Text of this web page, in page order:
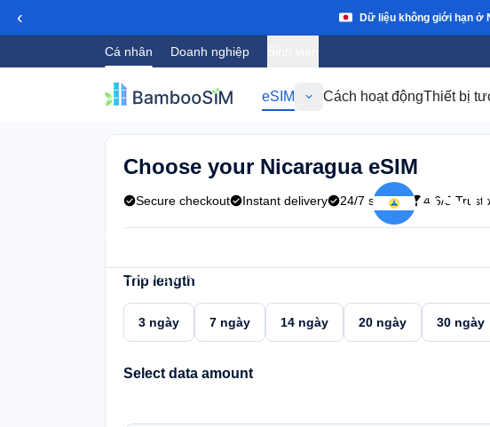
‹ Dữ liệu không giới hạn ở
Cá nhân Doanh nghiệp
eSIM Cách hoạt độngThiết bị
Starting price
Choose your Nicaragua eSIM
Secure checkout Instant delivery 24/7 support 4.6/5
Trip length
3 ngày 7 ngày 14 ngày 20 ngày 30 ngày
Select data amount